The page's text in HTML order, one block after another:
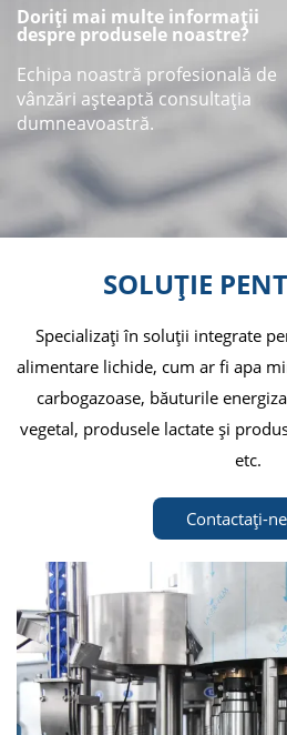
Doriți mai multe informații
despre produsele noastre?
Echipa noastră profesională de
vânzări așteaptă consultația
dumneavoastră.
SOLUȚIE
Specializați în soluții integrate
alimentare lichide, cum ar fi apa
carbogazoase, băuturile
vegetal, produsele lactate și
etc.
Contactați-